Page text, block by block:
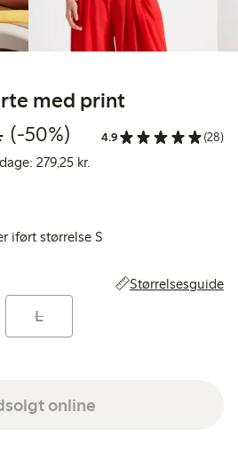
med print
pris: 199,50 kr.
Normalpris: 399,00 kr.
50 % rabat
(-50%) 4.9 (28)
279,25 kr.
iført størrelse S
Størrelsesguide
L
online